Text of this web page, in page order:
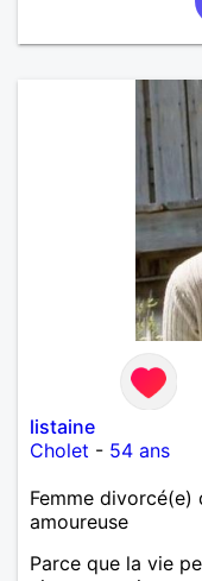
listaine
Cholet - 54 ans
Femme
amoureuse
Parce que la vie